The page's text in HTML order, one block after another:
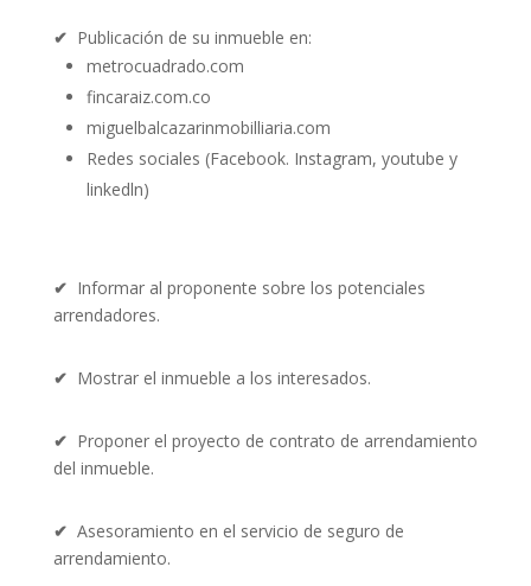
✔ Publicación de su inmueble en:
metrocuadrado.com
fincaraiz.com.co
miguelbalcazarinmobilliaria.com
Redes sociales (Facebook. Instagram, youtube y
linkedln)
✔ Informar al proponente sobre los potenciales
arrendadores.
✔ Mostrar el inmueble a los interesados.
✔ Proponer el proyecto de contrato de arrendamiento
del inmueble.
✔ Asesoramiento en el servicio de seguro de
arrendamiento.